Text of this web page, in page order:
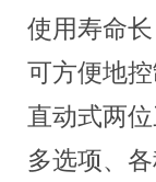
使用寿命长
可方便地
直动式两
多选项、